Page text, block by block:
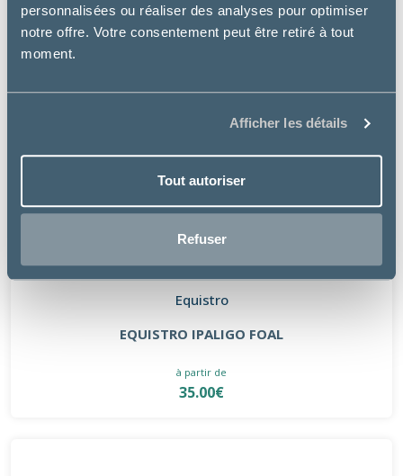
personnalisées ou réaliser des analyses pour optimiser
notre offre. Votre consentement peut être retiré à tout
moment.
Afficher les détails
Tout autoriser
Refuser
Equistro
EQUISTRO IPALIGO FOAL
à partir de
35.00€